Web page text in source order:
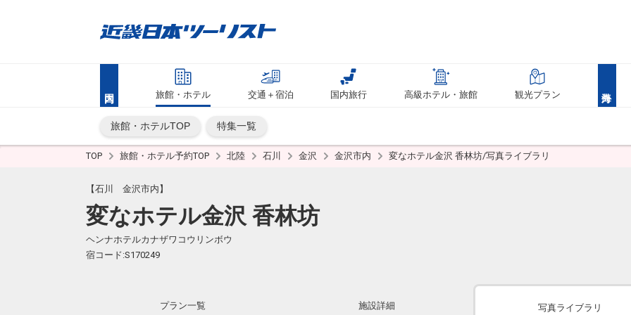
旅館・ホテル 交通＋宿泊 国内旅行 高級ホテル・旅館 観光プラン
旅館・ホテルTOP 特集一覧
TOP 旅館・ホテル予約TOP 北陸 石川 金沢 金沢市内 変なホテル金沢 香林坊/写真ライブラリ
【石川 金沢市内】
変なホテル金沢 香林坊
ヘンナホテルカナザワコウリンボウ
宿コード:S170249
プラン一覧 施設詳細 写真ライブラリ